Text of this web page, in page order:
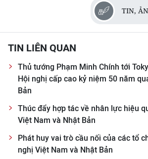
TIN,
TIN LIÊN QUAN
Thủ tướng Phạm Minh Chính tới
Hội nghị cấp cao kỷ niệm 50 năm
Bản
Thúc đẩy hợp tác về nhân lực hiệu
Việt Nam và Nhật Bản
Phát huy vai trò cầu nối của các tổ
nghị Việt Nam và Nhật Bản